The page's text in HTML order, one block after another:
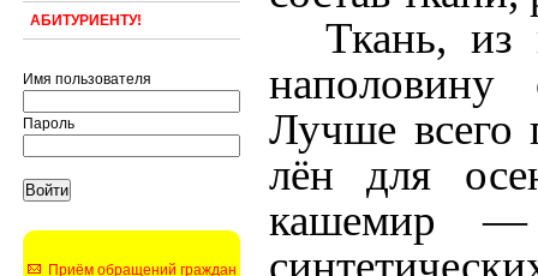
АБИТУРИЕНТУ!
Имя пользователя
Пароль
Приём обращений граждан
Ткань,
наполовину
Лучше всего
лён для
кашемир —